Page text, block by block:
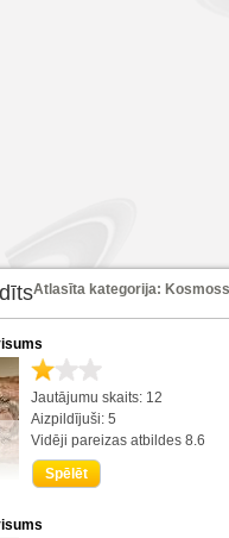
Atlasīta kategorija:
Jautājumu skaits: 12
Aizpildījuši: 5
Vidēji pareizas atbildes 8.6
Spēlēt